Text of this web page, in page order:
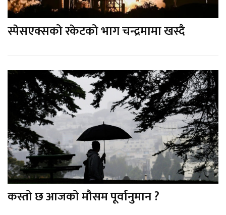
स्पेसएक्सको रकेटको भाग चन्द्रमामा खस्दै
कस्तो छ आजको मौसम पूर्वानुमान ?